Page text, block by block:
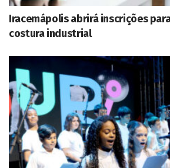
Iracemápolis abrirá inscrições
costura industrial